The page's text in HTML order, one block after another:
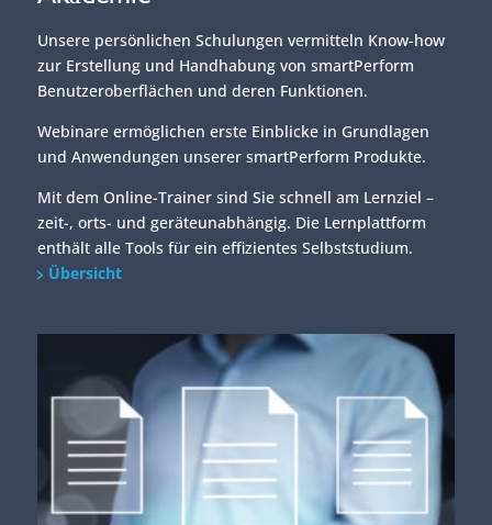
Unsere persönlichen Schulungen vermitteln Know-how
zur Erstellung und Handhabung von smartPerform
Benutzeroberflächen und deren Funktionen.
Webinare ermöglichen erste Einblicke in Grundlagen
und Anwendungen unserer smartPerform Produkte.
Mit dem Online-Trainer sind Sie schnell am Lernziel –
zeit-, orts- und geräteunabhängig. Die Lernplattform
enthält alle Tools für ein effizientes Selbststudium.
Übersicht